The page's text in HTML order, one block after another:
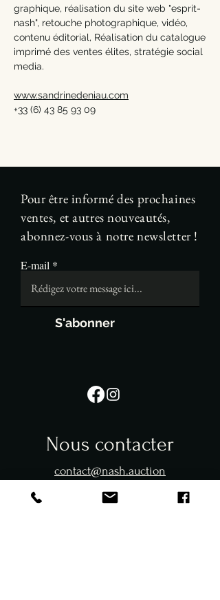
graphique, réalisation du site web "esprit-
nash", retouche photographique, vidéo,
contenu éditorial, Réalisation du catalogue
imprimé des ventes élites, stratégie social
media.
www.sandrinedeniau.com
+33 (6) 43 85 93 09
Pour être informé des prochaines
ventes, et autres nouveautés,
abonnez-vous à notre newsletter !
E-mail
S'abonner
Nous contacter
contact@nash.auction
+33658931445